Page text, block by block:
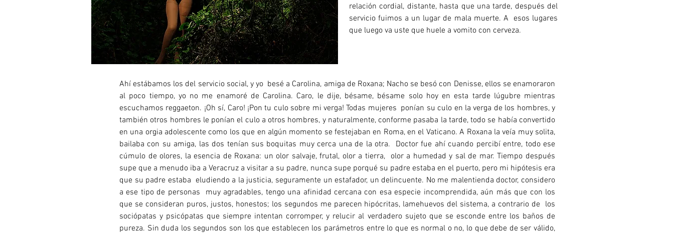
relación cordial, distante, hasta que una tarde, después del
servicio fuimos a un lugar de mala muerte. A esos lugares
que luego va uste que huele a vomito con cerveza.
Ahí estábamos los del servicio social, y yo besé a Carolina, amiga de Roxana; Nacho se besó con Denisse, ellos se enamoraron
al poco tiempo, yo no me enamoré de Carolina. Caro, le dije, bésame, bésame solo hoy en esta tarde lúgubre mientras
escuchamos reggaeton. ¡Oh sí, Caro! ¡Pon tu culo sobre mi verga! Todas mujeres ponían su culo en la verga de los hombres, y
también otros hombres le ponían el culo a otros hombres, y naturalmente, conforme pasaba la tarde, todo se había convertido
en una orgia adolescente como los que en algún momento se festejaban en Roma, en el Vaticano. A Roxana la veía muy solita,
bailaba con su amiga, las dos tenían sus boquitas muy cerca una de la otra. Doctor fue ahí cuando percibí entre, todo ese
cúmulo de olores, la esencia de Roxana: un olor salvaje, frutal, olor a tierra, olor a humedad y sal de mar. Tiempo después
supe que a menudo iba a Veracruz a visitar a su padre, nunca supe porqué su padre estaba en el puerto, pero mi hipótesis era
que su padre estaba eludiendo a la justicia, seguramente un estafador, un delincuente. No me malentienda doctor, considero
a ese tipo de personas muy agradables, tengo una afinidad cercana con esa especie incomprendida, aún más que con los
que se consideran puros, justos, honestos; los segundos me parecen hipócritas, lamehuevos del sistema, a contrario de los
sociópatas y psicópatas que siempre intentan corromper, y relucir al verdadero sujeto que se esconde entre los baños de
pureza. Sin duda los segundos son los que establecen los parámetros entre lo que es normal o no, lo que debe de ser válido,